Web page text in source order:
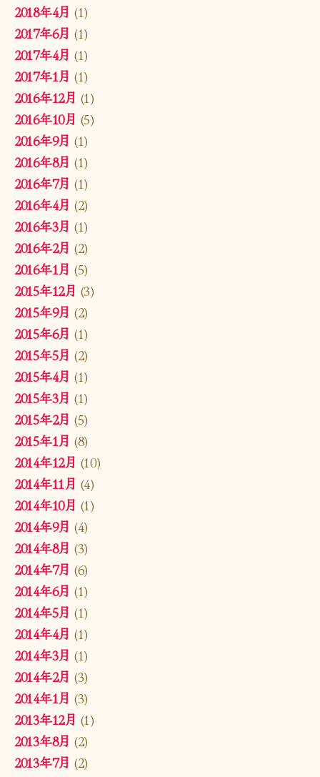
2018年4月 (1)
2017年6月 (1)
2017年4月 (1)
2017年1月 (1)
2016年12月 (1)
2016年10月 (5)
2016年9月 (1)
2016年8月 (1)
2016年7月 (1)
2016年4月 (2)
2016年3月 (1)
2016年2月 (2)
2016年1月 (5)
2015年12月 (3)
2015年9月 (2)
2015年6月 (1)
2015年5月 (2)
2015年4月 (1)
2015年3月 (1)
2015年2月 (5)
2015年1月 (8)
2014年12月 (10)
2014年11月 (4)
2014年10月 (1)
2014年9月 (4)
2014年8月 (3)
2014年7月 (6)
2014年6月 (1)
2014年5月 (1)
2014年4月 (1)
2014年3月 (1)
2014年2月 (3)
2014年1月 (3)
2013年12月 (1)
2013年8月 (2)
2013年7月 (2)